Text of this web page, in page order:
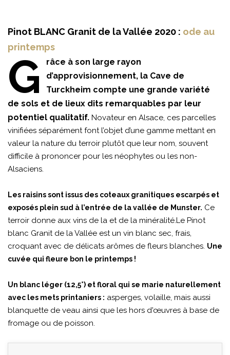
Pinot BLANC Granit de la Vallée 2020 : ode au
printemps
G
râce à son large rayon
d’approvisionnement, la Cave de
Turckheim compte une grande variété
de sols et de lieux dits remarquables par leur
potentiel qualitatif. Novateur en Alsace, ces parcelles
vinifiées séparément font l’objet d’une gamme mettant en
valeur la nature du terroir plutôt que leur nom, souvent
difficile à prononcer pour les néophytes ou les non-
Alsaciens.
Les raisins sont issus des coteaux granitiques escarpés et
exposés plein sud à l’entrée de la vallée de Munster. Ce
terroir donne aux vins de la et de la minéralité.Le Pinot
blanc Granit de la Vallée est un vin blanc sec, frais,
croquant avec de délicats arômes de fleurs blanches. Une
cuvée qui fleure bon le printemps !
Un blanc léger (12,5°) et floral qui se marie naturellement
avec les mets printaniers : asperges, volaille, mais aussi
blanquette de veau ainsi que les hors d'œuvres à base de
fromage ou de poisson.